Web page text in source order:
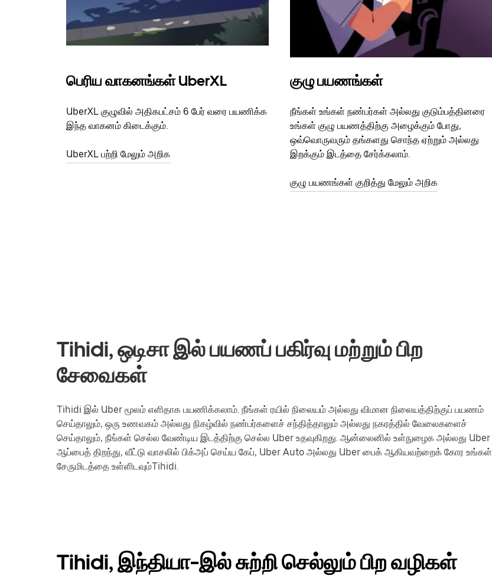
பெரிய வாகனங்கள் UberXL
UberXL குழுவில் அதிகபட்சம் 6 பேர் வரை பயணிக்க
இந்த வாகனம் கிடைக்கும்.
UberXL பற்றி மேலும் அறிக
குழு பயணங்கள்
நீங்கள் உங்கள் நண்பர்கள் அல்லது குடும்பத்தினரை
உங்கள் குழு பயணத்திற்கு அழைக்கும் போது,
ஒவ்வொருவரும் தங்களது சொந்த ஏற்றும் அல்லது
இறக்கும் இடத்தை சேர்க்கலாம்.
குழு பயணங்கள் குறித்து மேலும் அறிக
Tihidi, ஒடிசா இல் பயணப் பகிர்வு மற்றும் பிற
சேவைகள்
Tihidi இல் Uber மூலம் எளிதாக பயணிக்கலாம். நீங்கள் ரயில் நிலையம் அல்லது விமான நிலையத்திற்குப் பயணம்
செய்தாலும், ஒரு உணவகம் அல்லது நிகழ்வில் நண்பர்களைச் சந்தித்தாலும் அல்லது நகரத்தில் வேலைகளைச்
செய்தாலும், நீங்கள் செல்ல வேண்டிய இடத்திற்கு செல்ல Uber உதவுகிறது. ஆன்லைனில் உள்நுழைக அல்லது Uber
ஆப்பைத் திறந்து, வீட்டு வாசலில் பிக்அப் செய்ய கேப், Uber Auto அல்லது Uber பைக் ஆகியவற்றைக் கோர உங்கள்
சேருமிடத்தை உள்ளிடவும்Tihidi.
Tihidi, இந்தியா-இல் சுற்றி செல்லும் பிற வழிகள்